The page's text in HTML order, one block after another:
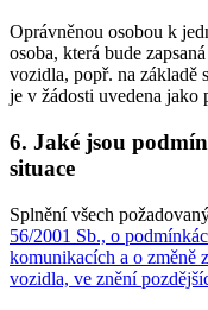
Oprávněnou osobou k
osoba, která bude
vozidla, popř. na základě
je v žádosti uvedena
6. Jaké jsou
situace
Splnění všech
56/2001 Sb., o
komunikacích a o změně
vozidla, ve znění